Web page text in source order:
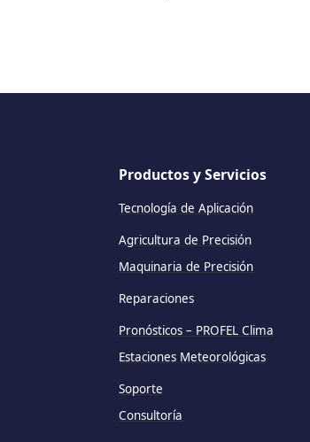
Productos y Servicios
Tecnología de Aplicación
Agricultura de Precisión
Maquinaria de Precisión
Reparaciones
Pronósticos – PROFEL Clima
Estaciones Meteorológicas
Soporte
Consultoría